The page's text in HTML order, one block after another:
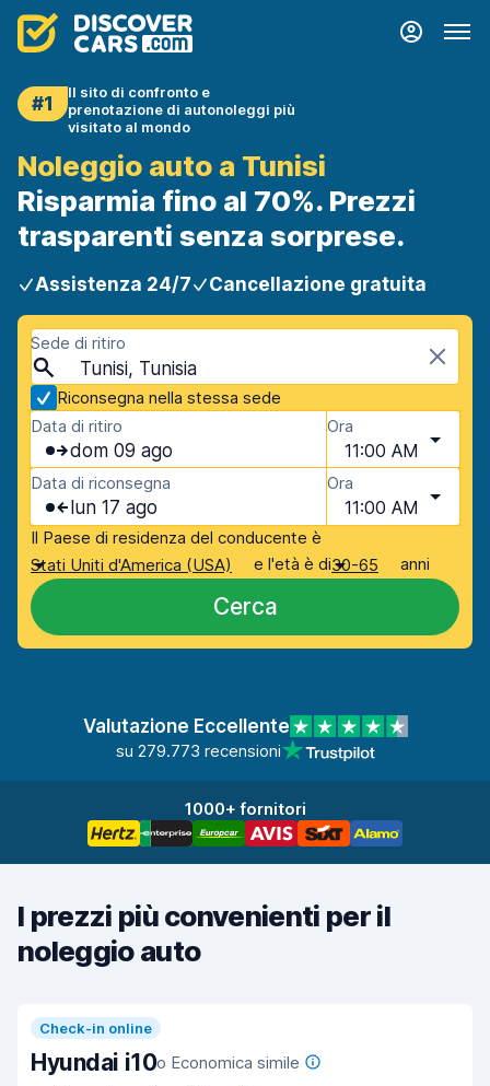
#1
Il sito di confronto e
prenotazione di autonoleggi più
visitato al mondo
Noleggio auto a Tunisi
Risparmia fino al 70%. Prezzi
trasparenti senza sorprese.
Assistenza 24/7 Cancellazione gratuita
Sede di ritiro
Tunisi, Tunisia
Riconsegna nella stessa sede
Data di ritiro
dom 09 ago
Ora
11:00 AM
Data di riconsegna
lun 17 ago
Ora
11:00 AM
Il Paese di residenza del conducente è
Stati Uniti d'America (USA)
e l'età è di30-65 anni
Cerca
Valutazione Eccellente
su 279.773 recensioni
1000+ fornitori
I prezzi più convenienti per il
noleggio auto
Check-in online
Hyundai i10o Economica simile